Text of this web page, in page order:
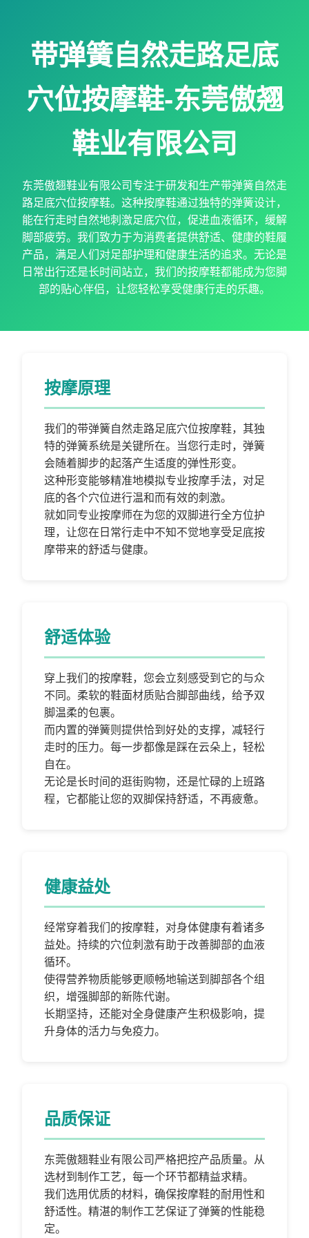
带弹簧自然走路足底
穴位按摩鞋-东莞傲翘
鞋业有限公司
东莞傲翘鞋业有限公司专注于研发和生产带弹簧自然走
路足底穴位按摩鞋。这种按摩鞋通过独特的弹簧设计，
能在行走时自然地刺激足底穴位，促进血液循环，缓解
脚部疲劳。我们致力于为消费者提供舒适、健康的鞋履
产品，满足人们对足部护理和健康生活的追求。无论是
日常出行还是长时间站立，我们的按摩鞋都能成为您脚
部的贴心伴侣，让您轻松享受健康行走的乐趣。
按摩原理
我们的带弹簧自然走路足底穴位按摩鞋，其独
特的弹簧系统是关键所在。当您行走时，弹簧
会随着脚步的起落产生适度的弹性形变。
这种形变能够精准地模拟专业按摩手法，对足
底的各个穴位进行温和而有效的刺激。
就如同专业按摩师在为您的双脚进行全方位护
理，让您在日常行走中不知不觉地享受足底按
摩带来的舒适与健康。
舒适体验
穿上我们的按摩鞋，您会立刻感受到它的与众
不同。柔软的鞋面材质贴合脚部曲线，给予双
脚温柔的包裹。
而内置的弹簧则提供恰到好处的支撑，减轻行
走时的压力。每一步都像是踩在云朵上，轻松
自在。
无论是长时间的逛街购物，还是忙碌的上班路
程，它都能让您的双脚保持舒适，不再疲惫。
健康益处
经常穿着我们的按摩鞋，对身体健康有着诸多
益处。持续的穴位刺激有助于改善脚部的血液
循环。
使得营养物质能够更顺畅地输送到脚部各个组
织，增强脚部的新陈代谢。
长期坚持，还能对全身健康产生积极影响，提
升身体的活力与免疫力。
品质保证
东莞傲翘鞋业有限公司严格把控产品质量。从
选材到制作工艺，每一个环节都精益求精。
我们选用优质的材料，确保按摩鞋的耐用性和
舒适性。精湛的制作工艺保证了弹簧的性能稳
定。